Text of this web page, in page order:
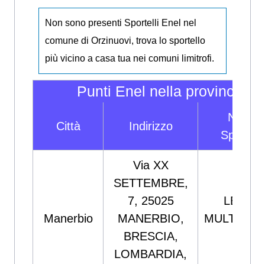
Non sono presenti Sportelli Enel nel
comune di Orzinuovi, trova lo sportello
più vicino a casa tua nei comuni limitrofi.
Punti Enel nella provincia
Città Indirizzo
Nome
Manerbio
Via XX
SETTEMBRE,
7, 25025
MANERBIO,
BRESCIA,
LOMBARDIA,
LEONV